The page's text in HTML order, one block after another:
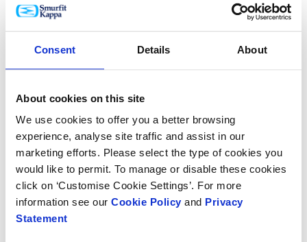
Consent Details About
About cookies on this site
We use cookies to offer you a better browsing
experience, analyse site traffic and assist in our
marketing efforts. Please select the type of cookies you
would like to permit. To manage or disable these cookies
click on ‘Customise Cookie Settings’. For more
information see our Cookie Policy and Privacy
Statement
Helping Cultipalta reduces supply chain emissions by up